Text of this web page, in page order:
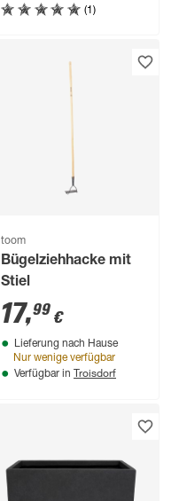
(1)
toom
Bügelziehhacke mit
Stiel
17,99 €
Lieferung nach Hause
Nur wenige verfügbar
Verfügbar in Troisdorf